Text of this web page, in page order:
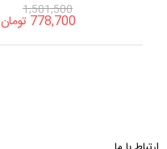
1,501,500
778,700 تومان